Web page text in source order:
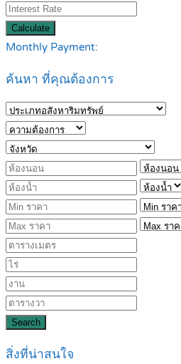
Calculate
Monthly Payment:
ค้นหา ที่คุณต้องการ
Search
สิ่งที่น่าสนใจ